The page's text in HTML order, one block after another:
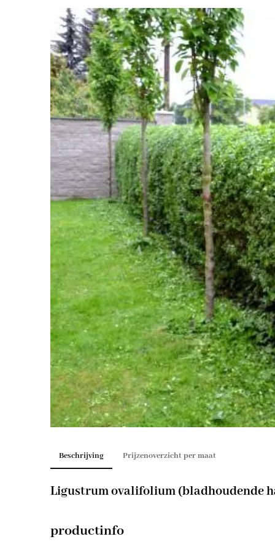
Beschrijving Prijzenoverzicht per maat
Ligustrum ovalifolium (bladhoudende
productinfo